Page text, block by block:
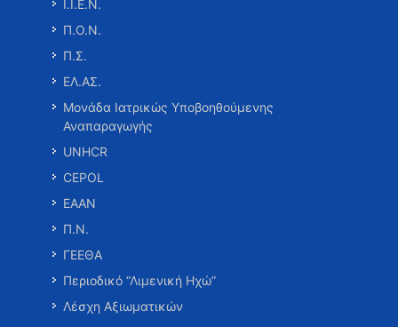
Ι.Ι.Ε.Ν.
Π.Ο.Ν.
Π.Σ.
ΕΛ.ΑΣ.
Μονάδα Ιατρικώς Υποβοηθούμενης
Αναπαραγωγής
UNHCR
CEPOL
ΕΑΑΝ
Π.Ν.
ΓΕΕΘΑ
Περιοδικό “Λιμενική Ηχώ”
Λέσχη Αξιωματικών